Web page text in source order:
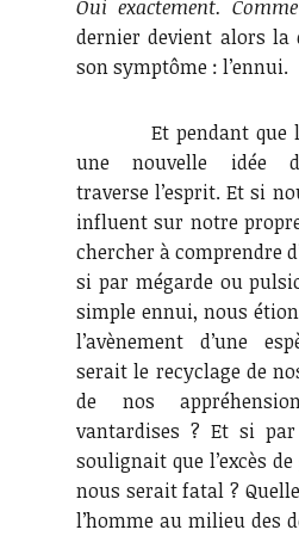
Oui exactement.
dernier devient alors
son symptôme : l’ennui.
Et pendant que le
une nouvelle idée
traverse l’esprit. Et si
influent sur notre
chercher à comprendre
si par mégarde ou
simple ennui, nous
l’avènement d’une
serait le recyclage de
de nos
vantardises ? Et si
soulignait que l’excès
nous serait fatal ?
l’homme au milieu des